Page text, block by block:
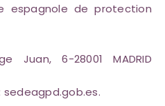
espagnole de protection
Juan, 6-28001 MADRID
sedeagpd.gob.es.